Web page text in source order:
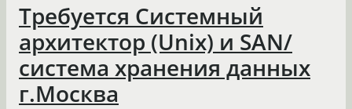
Требуется Системный
архитектор (Unix) и SAN/
система хранения данных
г.Москва